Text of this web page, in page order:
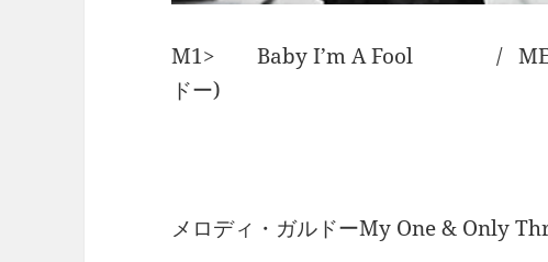
M1> Baby I’m A Fool /
ドー)
メロディ・ガルドーMy One & Only